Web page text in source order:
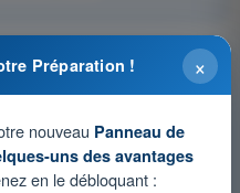
×
Préparation !
nouveau Panneau de
uns des avantages
en le débloquant :